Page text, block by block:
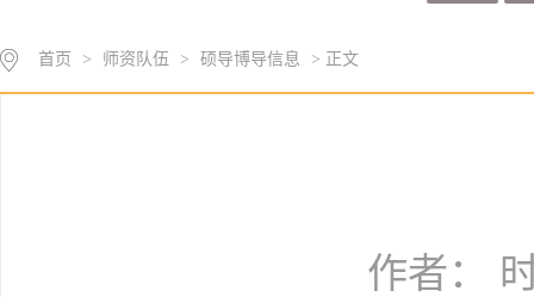
首页 > 师资队伍 > 硕导博导信息 > 正文
作者：